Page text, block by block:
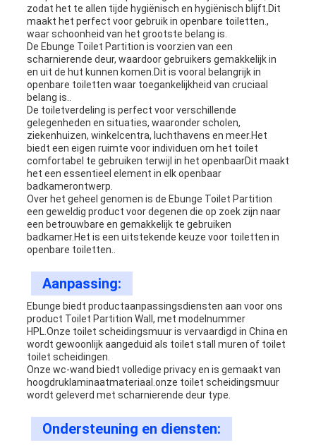
zodat het te allen tijde hygiënisch en hygiënisch blijft.Dit
maakt het perfect voor gebruik in openbare toiletten.,
waar schoonheid van het grootste belang is.
De Ebunge Toilet Partition is voorzien van een
scharnierende deur, waardoor gebruikers gemakkelijk in
en uit de hut kunnen komen.Dit is vooral belangrijk in
openbare toiletten waar toegankelijkheid van cruciaal
belang is..
De toiletverdeling is perfect voor verschillende
gelegenheden en situaties, waaronder scholen,
ziekenhuizen, winkelcentra, luchthavens en meer.Het
biedt een eigen ruimte voor individuen om het toilet
comfortabel te gebruiken terwijl in het openbaarDit maakt
het een essentieel element in elk openbaar
badkamerontwerp.
Over het geheel genomen is de Ebunge Toilet Partition
een geweldig product voor degenen die op zoek zijn naar
een betrouwbare en gemakkelijk te gebruiken
badkamer.Het is een uitstekende keuze voor toiletten in
openbare toiletten..
Aanpassing:
Ebunge biedt productaanpassingsdiensten aan voor ons
product Toilet Partition Wall, met modelnummer
HPL.Onze toilet scheidingsmuur is vervaardigd in China en
wordt gewoonlijk aangeduid als toilet stall muren of toilet
toilet scheidingen.
Onze wc-wand biedt volledige privacy en is gemaakt van
hoogdruklaminaatmateriaal.onze toilet scheidingsmuur
wordt geleverd met scharnierende deur type.
Ondersteuning en diensten: